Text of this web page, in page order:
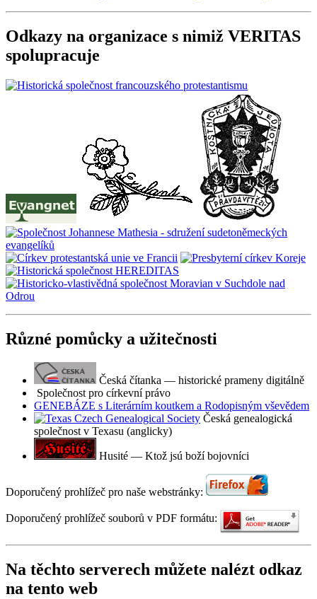
Odkazy na organizace s nimiž VERITAS
spolupracuje
Různé pomůcky a užitečnosti
Česká čítanka — historické prameny digitálně
Společnost pro církevní právo
GENEBÁZE s Literárním koutkem a Rodopisným vševědem
Česká genealogická
společnost v Texasu (anglicky)
Husité — Ktož jsú boží bojovníci
Doporučený prohlížeč pro naše webstránky:
Doporučený prohlížeč souborů v PDF formátu:
Na těchto serverech můžete nalézt odkaz
na tento web